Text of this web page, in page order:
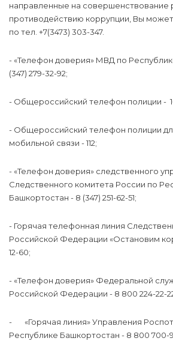
направленные на совершенствование
противодействию коррупции, Вы
по тел. +7(3473) 303-347.
- «Телефон доверия» МВД по
(347) 279-32-92;
- Общероссийский телефон полиции -
- Общероссийский телефон полиции
мобильной связи - 112;
- «Телефон доверия» следственного
Следственного комитета России по
Башкортостан - 8 (347) 251-62-51;
- Горячая телефонная линия
Российской Федерации «Остановим
12-60;
- «Телефон доверия» Федеральной
Российской Федерации - 8 800 224-22-
- «Горячая линия» Управления
Республике Башкортостан - 8 800 700-